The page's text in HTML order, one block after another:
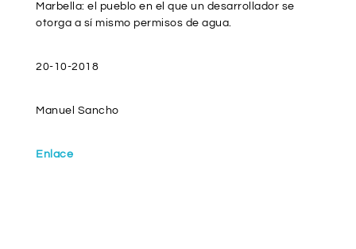
Marbella: el pueblo en el que un desarrollador se
otorga a sí mismo permisos de agua.
20-10-2018
Manuel Sancho
Enlace